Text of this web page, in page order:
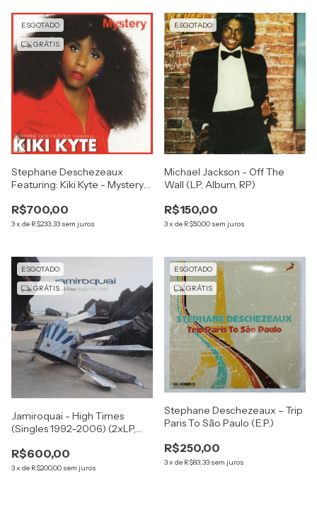
ESGOTADO
GRÁTIS
Stephane Deschezeaux
Featuring: Kiki Kyte - Mystery
R$700,00
3x de R$233,33 sem juros
ESGOTADO
Michael Jackson - Off The
Wall (LP, Album, RP)
R$150,00
3x de R$50,00 sem juros
ESGOTADO
GRÁTIS
Jamiroquai - High Times
(Singles 1992–2006) (2xLP,
R$600,00
3x de R$200,00 sem juros
ESGOTADO
GRÁTIS
Stephane Deschezeaux – Trip
Paris To São Paulo (E.P.)
R$250,00
3x de R$83,33 sem juros